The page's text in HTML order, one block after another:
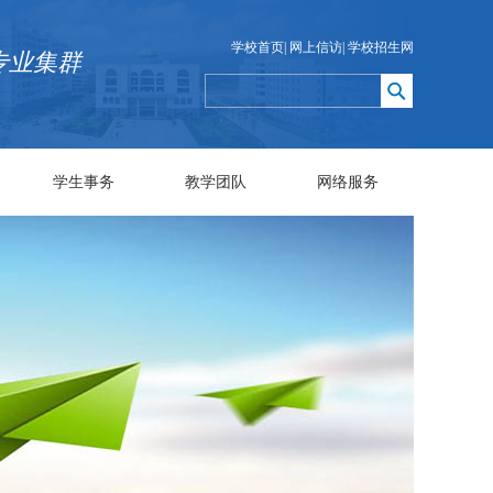
学校首页 网上信访 学校招生网
业集群
学生事务 教学团队 网络服务